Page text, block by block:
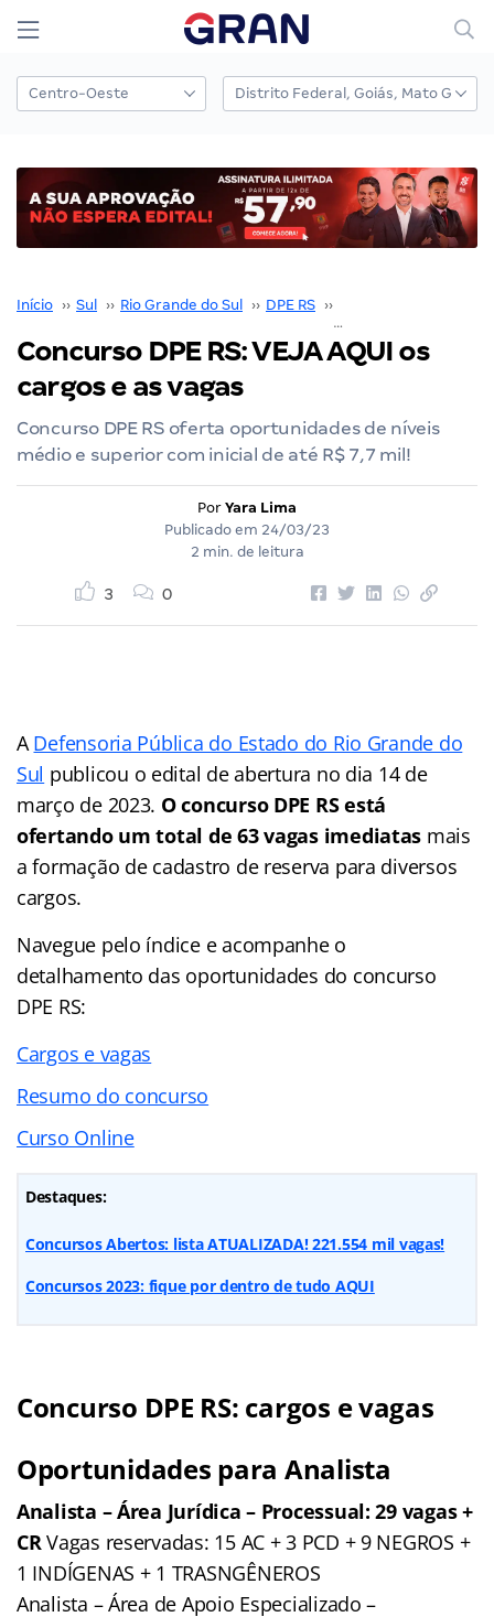
Início ›› Sul ›› Rio Grande do Sul ›› DPE RS ››
Concurso DPE RS: VEJA AQUI os
cargos e as vagas
Concurso DPE RS oferta oportunidades de níveis
médio e superior com inicial de até R$ 7,7 mil!
Por Yara Lima
Publicado em 24/03/23
2 min. de leitura
3 0
ADefensoria Pública do Estado do Rio Grande do
Sul publicou o edital de abertura no dia 14 de
março de 2023. O concurso DPE RS está
ofertando um total de 63 vagas imediatas mais
a formação de cadastro de reserva para diversos
cargos.
Navegue pelo índice e acompanhe o
detalhamento das oportunidades do concurso
DPE RS:
Cargos e vagas
Resumo do concurso
Curso Online
Destaques:
Concursos Abertos: lista ATUALIZADA! 221.554 mil vagas!
Concursos 2023: fique por dentro de tudo AQUI
Concurso DPE RS: cargos e vagas
Oportunidades para Analista
Analista – Área Jurídica – Processual: 29 vagas +
CRVagas reservadas: 15 AC + 3 PCD + 9 NEGROS +
1 INDÍGENAS + 1 TRASNGÊNEROS
Analista – Área de Apoio Especializado –